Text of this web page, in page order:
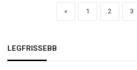
« 1 2 3
LEGFRISSEBB